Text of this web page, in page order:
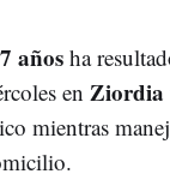
años ha
en Ziordia
mientras